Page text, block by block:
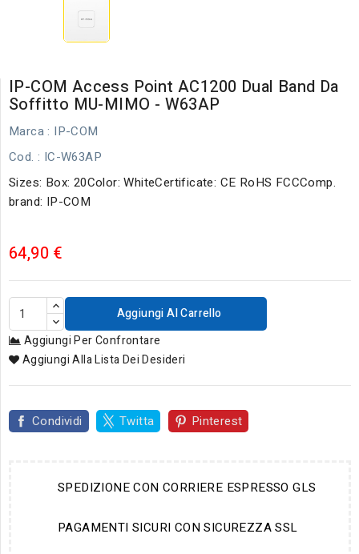
IP-COM Access Point AC1200 Dual Band Da
Soffitto MU-MIMO - W63AP
Marca : IP-COM
Cod. : IC-W63AP
Sizes: Box: 20Color: WhiteCertificate: CE RoHS FCCComp.
brand: IP-COM
64,90 €
Aggiungi Al Carrello
Aggiungi Per Confrontare
Aggiungi Alla Lista Dei Desideri
Condividi Twitta Pinterest
SPEDIZIONE CON CORRIERE ESPRESSO GLS
PAGAMENTI SICURI CON SICUREZZA SSL